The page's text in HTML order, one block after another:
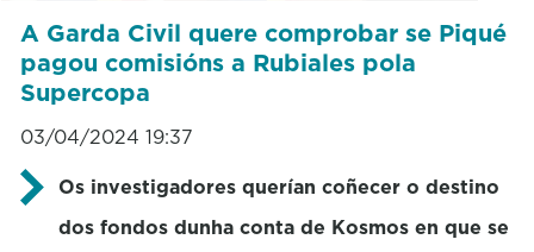
A Garda Civil quere comprobar se Piqué
pagou comisións a Rubiales pola
Supercopa
03/04/2024 19:37
Os investigadores querían coñecer o destino
dos fondos dunha conta de Kosmos en que se